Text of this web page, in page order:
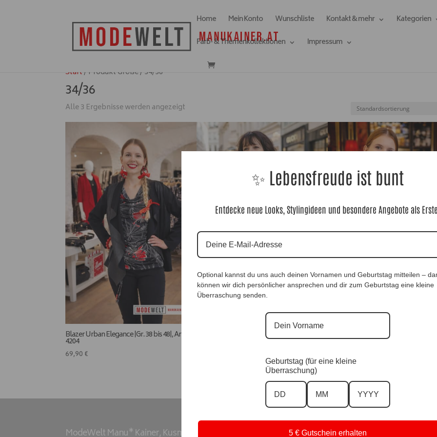
Home Mein Konto Wunschliste Kontakt & mehr Kategorien
Farb- & Themenkollektionen
Impressum
Start/ Produkt Größe / 34/36
34/36
Alle 3 Ergebnisse werden angezeigt
Blazer Urban Elegance |Gr. 38 bis 48|, Anr.:
4204
69,90 €
BlusenShirt Floral Classic |Gr. 34 bis 48|, Anr.: WasserfallBluse Elegance Flow |Gr. 34
48|, Anr.: 4206
ModeWelt Manu* Kainer, Kusmanekstrasse 22, 8280 Fürstenfeld
✨ Lebensfreude ist bunt
Entdecke neue Looks, Stylingideen und besondere Angebote als Erste.
Optional kannst du uns auch deinen Vornamen und Geburtstag mitteilen –
können wir dich persönlicher ansprechen und dir zum Geburtstag eine kleine
Überraschung senden.
Geburtstag (für eine kleine
Überraschung)
5 € Gutschein erhalten